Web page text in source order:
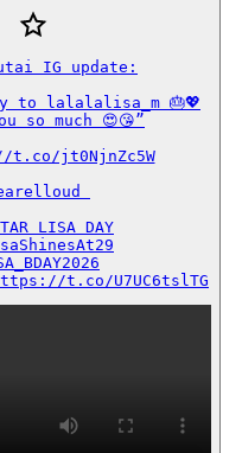
IG update:
to lalalalisa_m 🎂💖
so much 😍😘”
jt0NjnZc5W
LISA DAY
t.co/U7UC6tslTG